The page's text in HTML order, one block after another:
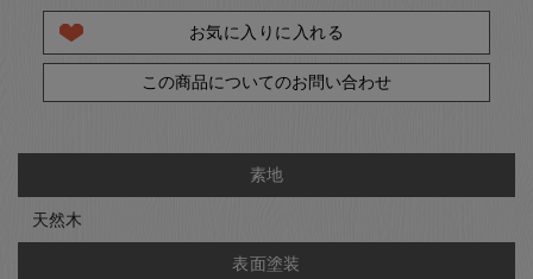
お気に入りに入れる
この商品についてのお問い合わせ
素地
天然木
表面塗装